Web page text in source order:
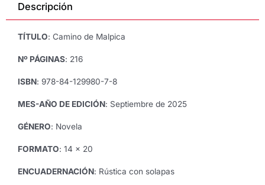
Terenti
cantidad
Descripción
TÍTULO: Camino de Malpica
Nº PÁGINAS: 216
ISBN: 978-84-129980-7-8
MES-AÑO DE EDICIÓN: Septiembre de 2025
GÉNERO: Novela
FORMATO: 14 x 20
ENCUADERNACIÓN: Rústica con solapas